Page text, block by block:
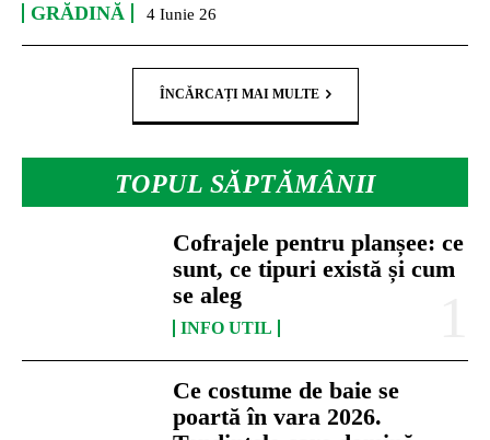
GRĂDINĂ 4 Iunie 26
ÎNCĂRCAȚI MAI MULTE
TOPUL SĂPTĂMÂNII
Cofrajele pentru planșee: ce
sunt, ce tipuri există și cum
se aleg
INFO UTIL
Ce costume de baie se
poartă în vara 2026.